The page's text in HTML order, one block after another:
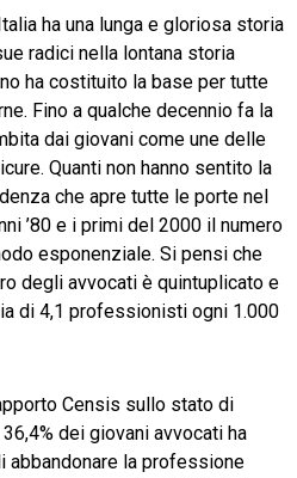
ha una lunga e gloriosa storia
radici nella lontana storia
ha costituito la base per tutte
Fino a qualche decennio fa la
dai giovani come une delle
Quanti non hanno sentito la
che apre tutte le porte nel
’80 e i primi del 2000 il numero
esponenziale. Si pensi che
degli avvocati è quintuplicato e
di 4,1 professionisti ogni 1.000
Censis sullo stato di
dei giovani avvocati ha
la professione